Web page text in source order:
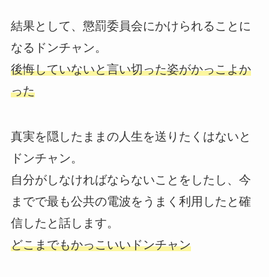
結果として、懲罰委員会にかけられることに
なるドンチャン。
後悔していないと言い切った姿がかっこよか
った
真実を隠したままの人生を送りたくはないと
ドンチャン。
自分がしなければならないことをしたし、今
までで最も公共の電波をうまく利用したと確
信したと話します。
どこまでもかっこいいドンチャン